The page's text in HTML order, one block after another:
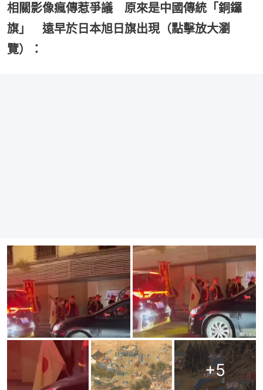
相關影像瘋傳惹爭議 原來是中國傳統「銅鑼
旗」 遠早於日本旭日旗出現（點擊放大瀏
覽）：
+5